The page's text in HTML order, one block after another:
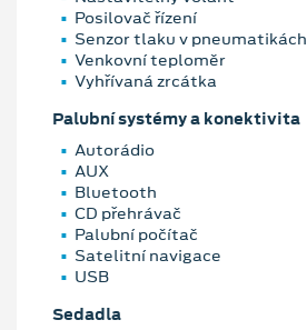
Posilovač řízení
Senzor tlaku v pneumatikách
Venkovní teploměr
Vyhřívaná zrcátka
Palubní systémy a konektivita
Autorádio
AUX
Bluetooth
CD přehrávač
Palubní počítač
Satelitní navigace
USB
Sedadla